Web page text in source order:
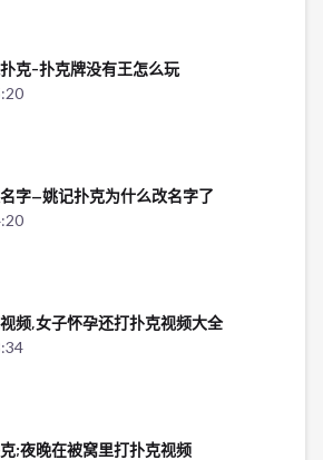
克-扑克牌没有王怎么玩
字—姚记扑克为什么改名字了
频,女子怀孕还打扑克视频大全
;夜晚在被窝里打扑克视频